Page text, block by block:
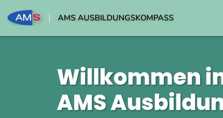
AMS AUSBILDUNGSKOMPASS
Willkommen
AMS